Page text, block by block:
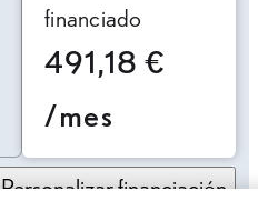
financiado
491,18 €
/mes
Personalizar financiación